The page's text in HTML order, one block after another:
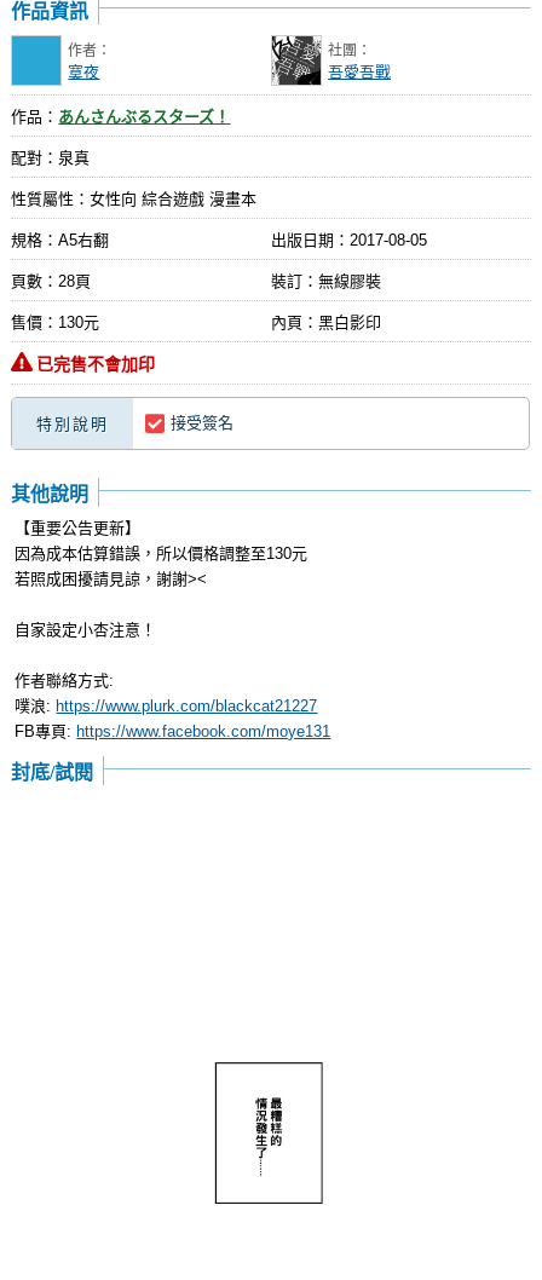
作品資訊
作者：
寞夜
社團：
吾愛吾戰
作品： あんさんぶるスターズ！
配對：泉真
性質屬性：女性向 綜合遊戲 漫畫本
規格：A5右翻 出版日期： 2017-08-05
頁數：28頁 裝訂：無線膠裝
售價：130元 內頁：黑白影印
已完售不會加印
特別說明 接受簽名
其他說明
【重要公告更新】
因為成本估算錯誤，所以價格調整至130元
若照成困擾請見諒，謝謝><
自家設定小杏注意！
作者聯絡方式:
噗浪: https://www.plurk.com/blackcat21227
FB專頁: https://www.facebook.com/moye131
封底/試閱